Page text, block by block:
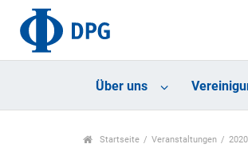
Über uns
Startseite Veranstaltungen 2020